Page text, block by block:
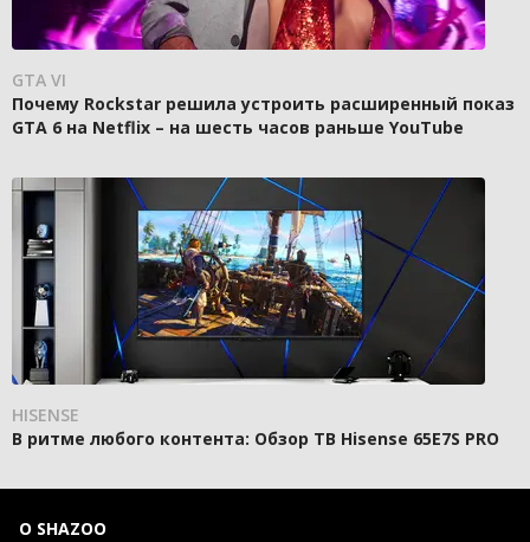
GTA VI
Почему Rockstar решила устроить расширенный показ
GTA 6 на Netflix – на шесть часов раньше YouTube
HISENSE
В ритме любого контента: Обзор ТВ Hisense 65E7S PRO
О SHAZOO